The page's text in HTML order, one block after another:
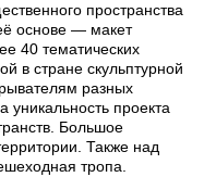
пространства
основе — макет
40 тематических
в стране скульптурной
разных
уникальность проекта
Большое
Также над
тропа.